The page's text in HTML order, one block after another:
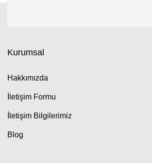
Kurumsal
Hakkımızda
İletişim Formu
İletişim Bilgilerimiz
Blog